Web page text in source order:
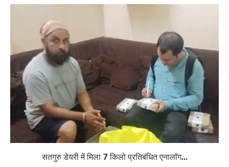
सतगुरु डेयरी में मिला 7 किलो प्रतिबंधित एनालॉग...